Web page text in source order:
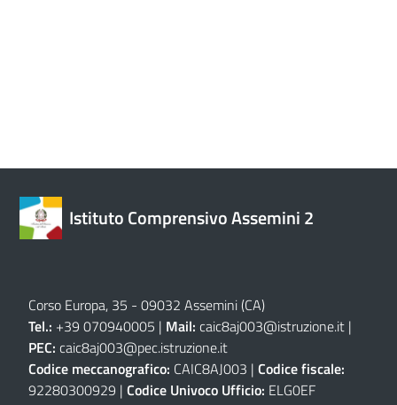
Istituto Comprensivo Assemini 2
Corso Europa, 35 - 09032 Assemini (CA)
Tel.: +39 070940005 | Mail: caic8aj003@istruzione.it |
PEC: caic8aj003@pec.istruzione.it
Codice meccanografico: CAIC8AJ003 | Codice fiscale:
92280300929 | Codice Univoco Ufficio: ELG0EF